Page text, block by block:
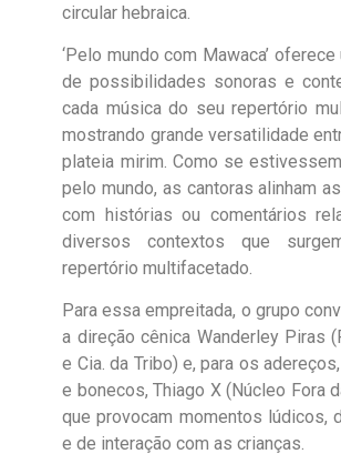
circular hebraica.
‘Pelo mundo com Mawaca’
de possibilidades sonoras e
cada música do seu repertório
mostrando grande versatilidade
plateia mirim. Como se
pelo mundo, as cantoras alinham
com histórias ou comentários
diversos contextos que
repertório multifacetado.
Para essa empreitada, o grupo
a direção cênica Wanderley Piras
e Cia. da Tribo) e, para os
e bonecos, Thiago X (Núcleo Fora
que provocam momentos lúdicos,
e de interação com as crianças.